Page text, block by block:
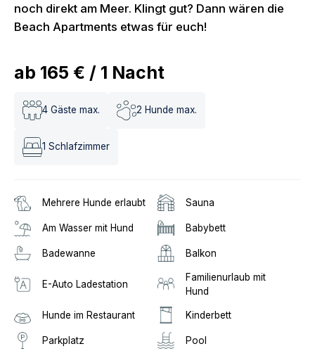
noch direkt am Meer. Klingt gut? Dann wären die
Beach Apartments etwas für euch!
ab 165 € / 1 Nacht
4 Gäste max. 2 Hunde max.
1 Schlafzimmer
Mehrere Hunde erlaubt Sauna
Am Wasser mit Hund Babybett
Badewanne Balkon
E-Auto Ladestation
Familienurlaub mit
Hund
Hunde im Restaurant Kinderbett
Parkplatz Pool